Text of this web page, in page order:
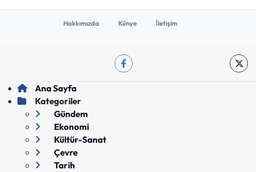
Hakkımızda Künye İletişim
Ana Sayfa
Kategoriler
Gündem
Ekonomi
Kültür-Sanat
Çevre
Tarih